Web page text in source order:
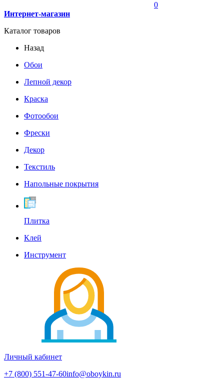
0
Интернет-магазин
Каталог товаров
Назад
Обои
Лепной декор
Краска
Фотообои
Фрески
Декор
Текстиль
Напольные покрытия
Плитка
Клей
Инструмент
Личный кабинет
+7 (800) 551-47-60info@oboykin.ru